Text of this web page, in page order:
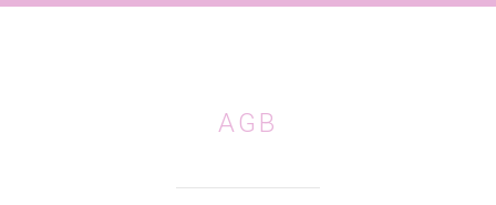
AGB